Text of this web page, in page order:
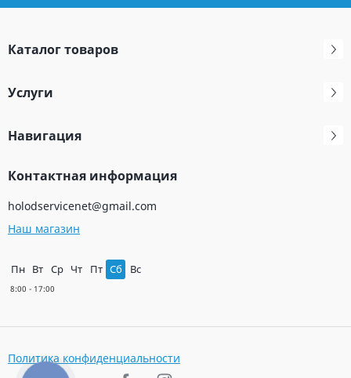
Каталог товаров
Услуги
Навигация
Контактная информация
holodservicenet@gmail.com
Наш магазин
Пн Вт Ср Чт Пт Сб Вс
Политика конфиденциальности